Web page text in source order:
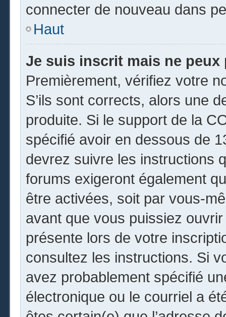
connecter de nouveau dans
Haut
Je suis inscrit mais ne peux
Premièrement, vérifiez votre
S’ils sont corrects, alors une
produite. Si le support de la
spécifié avoir en dessous de
devrez suivre les instructions
forums exigeront également
être activées, soit par vous-
avant que vous puissiez
présente lors de votre
consultez les instructions. Si
avez probablement spécifié
électronique ou le courriel a